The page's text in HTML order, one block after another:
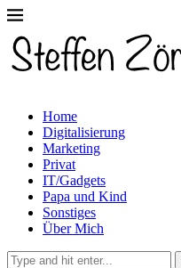
Home
Digitalisierung
Marketing
Privat
IT/Gadgets
Papa und Kind
Sonstiges
Über Mich